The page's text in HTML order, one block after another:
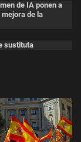
de IA ponen a
de la
sustituta